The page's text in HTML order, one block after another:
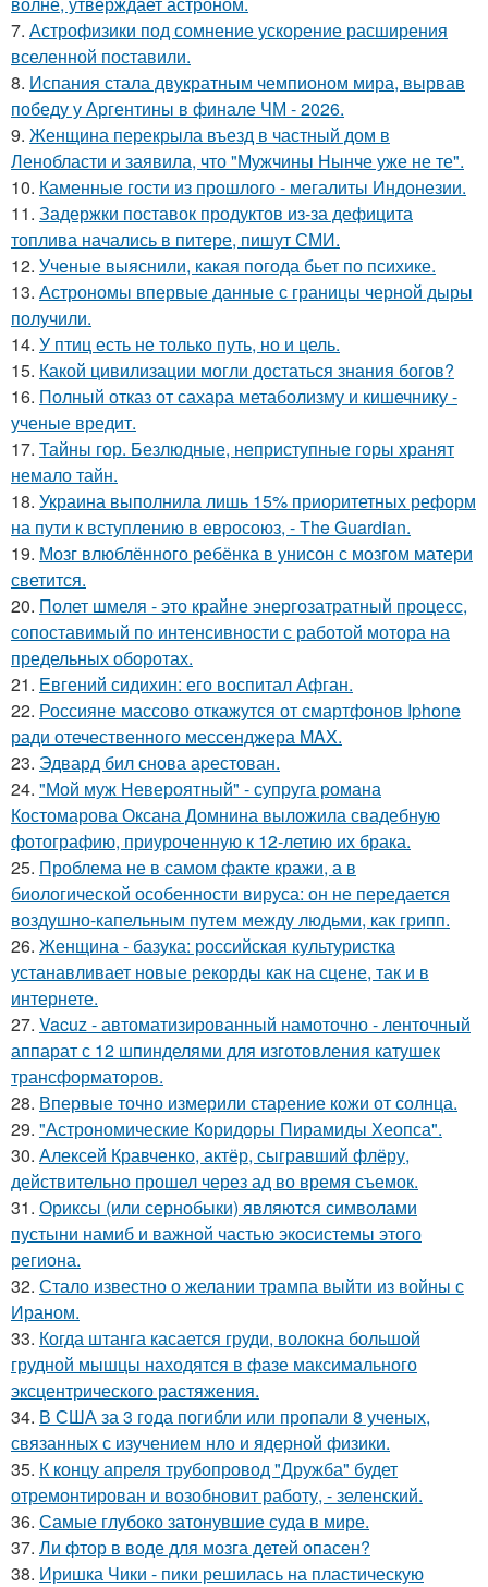
7. Астрофизики под сомнение ускорение расширения
вселенной поставили.
8. Испания стала двукратным чемпионом мира, вырвав
победу у Аргентины в финале ЧМ - 2026.
9. Женщина перекрыла въезд в частный дом в
Ленобласти и заявила, что "Мужчины Нынче уже не те".
10. Каменные гости из прошлого - мегалиты Индонезии.
11. Задержки поставок продуктов из-за дефицита
топлива начались в питере, пишут СМИ.
12. Ученые выяснили, какая погода бьет по психике.
13. Астрономы впервые данные с границы черной дыры
получили.
14. У птиц есть не только путь, но и цель.
15. Какой цивилизации могли достаться знания богов?
16. Полный отказ от сахара метаболизму и кишечнику -
ученые вредит.
17. Тайны гор. Безлюдные, неприступные горы хранят
немало тайн.
18. Украина выполнила лишь 15% приоритетных реформ
на пути к вступлению в евросоюз, - The Guardian.
19. Мозг влюблённого ребёнка в унисон с мозгом матери
светится.
20. Полет шмеля - это крайне энергозатратный процесс,
сопоставимый по интенсивности с работой мотора на
предельных оборотах.
21. Евгений сидихин: его воспитал Афган.
22. Россияне массово откажутся от смартфонов Iphone
ради отечественного мессенджера MAX.
23. Эдвард бил снова аpестован.
24. "Мой муж Невероятный" - супруга романа
Костомарова Оксана Домнина выложила свадебную
фотографию, приуроченную к 12-летию их брака.
25. Проблема не в самом факте кражи, а в
биологической особенности вируса: он не передается
воздушно-капельным путем между людьми, как грипп.
26. Женщина - базука: российская культуристка
устанавливает новые рекорды как на сцене, так и в
интернете.
27. Vacuz - автоматизированный намоточно - ленточный
аппарат с 12 шпинделями для изготовления катушек
трансформаторов.
28. Впервые точно измерили старение кожи от солнца.
29. "Астрономические Коридоры Пирамиды Хеопса".
30. Алексей Кравченко, актёр, сыгравший флёру,
действительно прошел через ад во время съемок.
31. Ориксы (или сернобыки) являются символами
пустыни намиб и важной частью экосистемы этого
региона.
32. Стало известно о желании трампа выйти из войны с
Ираном.
33. Когда штанга касается груди, волокна большой
грудной мышцы находятся в фазе максимального
эксцентрического растяжения.
34. В США за 3 года погибли или пропали 8 ученых,
связанных с изучением нло и ядерной физики.
35. К концу апреля трубопровод "Дружба" будет
отремонтирован и возобновит работу, - зеленский.
36. Самые глубоко затонувшие суда в мире.
37. Ли фтор в воде для мозга детей опасен?
38. Иришка Чики - пики решилась на пластическую